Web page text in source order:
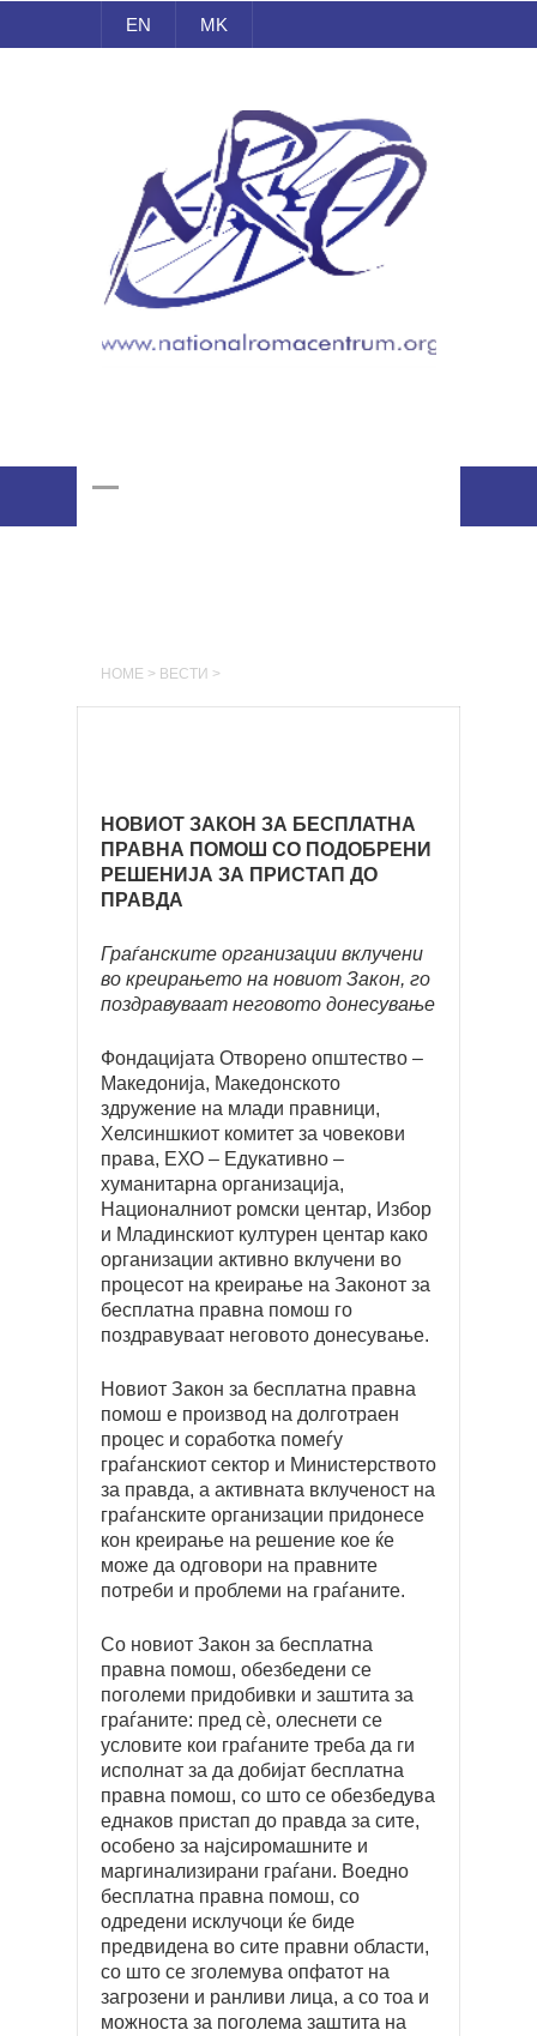
EN MK
HOME > ВЕСТИ >
НОВИОТ ЗАКОН ЗА БЕСПЛАТНА
ПРАВНА ПОМОШ СО ПОДОБРЕНИ
РЕШЕНИЈА ЗА ПРИСТАП ДО
ПРАВДА
Граѓанските организации вклучени
во креирањето на новиот Закон, го
поздравуваат неговото донесување
Фондацијата Отворено општество –
Македонија, Македонското
здружение на млади правници,
Хелсиншкиот комитет за човекови
права, ЕХО – Едукативно –
хуманитарна организација,
Националниот ромски центар, Избор
и Младинскиот културен центар како
организации активно вклучени во
процесот на креирање на Законот за
бесплатна правна помош го
поздравуваат неговото донесување.
Новиот Закон за бесплатна правна
помош е производ на долготраен
процес и соработка помеѓу
граѓанскиот сектор и Министерството
за правда, а активната вклученост на
граѓанските организации придонесе
кон креирање на решение кое ќе
може да одговори на правните
потреби и проблеми на граѓаните.
Со новиот Закон за бесплатна
правна помош, обезбедени се
поголеми придобивки и заштита за
граѓаните: пред сè, олеснети се
условите кои граѓаните треба да ги
исполнат за да добијат бесплатна
правна помош, со што се обезбедува
еднаков пристап до правда за сите,
особено за најсиромашните и
маргинализирани граѓани. Воедно
бесплатна правна помош, со
одредени исклучоци ќе биде
предвидена во сите правни области,
со што се зголемува опфатот на
загрозени и ранливи лица, а со тоа и
можноста за поголема заштита на